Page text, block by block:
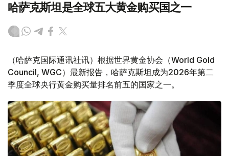
哈萨克斯坦是全球五大黄金购买国之一
（哈萨克国际通讯社讯）根据世界黄金协会（World Gold
Council, WGC）最新报告，哈萨克斯坦成为2026年第二
季度全球央行黄金购买量排名前五的国家之一。